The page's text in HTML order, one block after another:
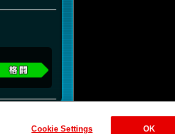
Cookie Settings OK